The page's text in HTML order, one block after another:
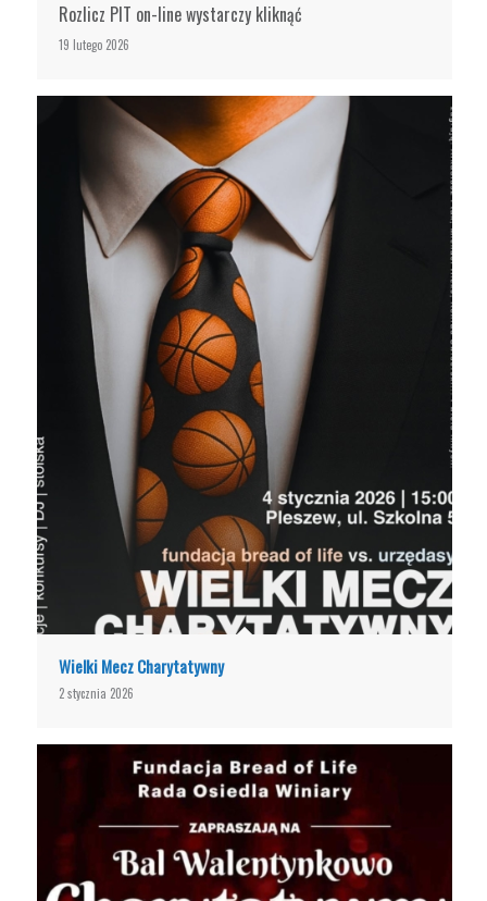
Rozlicz PIT on-line wystarczy kliknąć
19 lutego 2026
Wielki Mecz Charytatywny
2 stycznia 2026